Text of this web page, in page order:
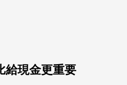
給現金更重要